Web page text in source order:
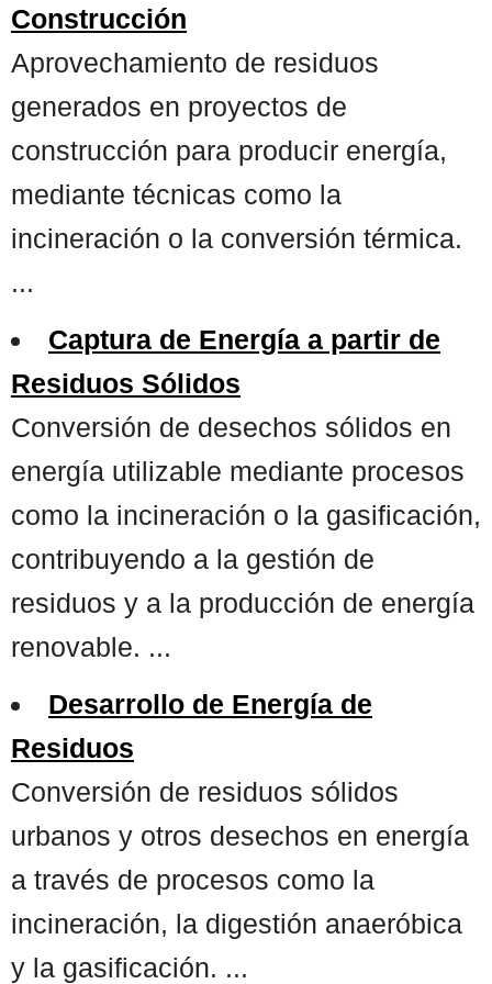
Construcción
Aprovechamiento de residuos
generados en proyectos de
construcción para producir energía,
mediante técnicas como la
incineración o la conversión térmica.
...
Captura de Energía a partir de
Residuos Sólidos
Conversión de desechos sólidos en
energía utilizable mediante procesos
como la incineración o la gasificación,
contribuyendo a la gestión de
residuos y a la producción de energía
renovable. ...
Desarrollo de Energía de
Residuos
Conversión de residuos sólidos
urbanos y otros desechos en energía
a través de procesos como la
incineración, la digestión anaeróbica
y la gasificación. ...